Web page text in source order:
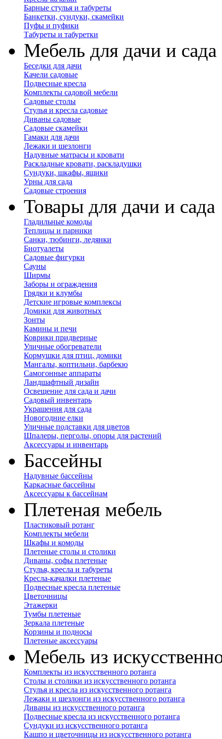
Барные стулья и табуреты
Банкетки, сундуки, скамейки
Пуфы и пуфики
Табуреты и табуретки
Мебель для дачи и сада
Беседки для дачи
Качели садовые
Подвесные кресла
Комплекты садовой мебели
Садовые столы
Стулья и кресла садовые
Диваны садовые
Садовые скамейки
Гамаки для дачи
Лежаки и шезлонги
Надувные матрасы и кровати
Раскладные кровати, раскладушки
Сундуки, шкафы, ящики
Урны для сада
Садовые строения
Товары для дачи и сада
Гладильные комоды
Теплицы и парники
Санки, тюбинги, ледянки
Биотуалеты
Садовые фигурки
Сауны
Ширмы
Заборы и ограждения
Грядки и клумбы
Детские игровые комплексы
Домики для животных
Зонты
Камины и печи
Коврики придверные
Уличные обогреватели
Кормушки для птиц, домики
Мангалы, коптильни, барбекю
Самогонные аппараты
Ландшафтный дизайн
Освещение для сада и дачи
Садовый инвентарь
Украшения для сада
Новогодние елки
Уличные подставки для цветов
Шпалеры, перголы, опоры для растений
Аксессуары и инвентарь
Бассейны
Надувные бассейны
Каркасные бассейны
Аксессуары к бассейнам
Плетеная мебель
Пластиковый ротанг
Комплекты мебели
Шкафы и комоды
Плетеные столы и столики
Диваны, софы плетеные
Стулья, кресла и табуреты
Кресла-качалки плетеные
Подвесные кресла плетеные
Цветочницы
Этажерки
Тумбы плетеные
Зеркала плетеные
Корзины и подносы
Плетеные аксессуары
Мебель из
Комплекты из искусственного ротанга
Столы и столики из искусственного ротанга
Стулья и кресла из искусственного ротанга
Лежаки и шезлонги из искусственного ротанга
Диваны из искусственного ротанга
Подвесные кресла из искусственного ротанга
Сундуки из искусственного ротанга
Кашпо и цветочницы из искусственного ротанга